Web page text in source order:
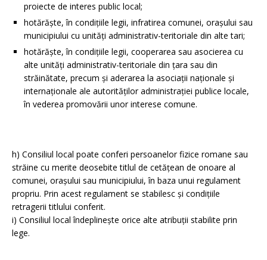
proiecte de interes public local;
hotărăşte, în condiţiile legii, infratirea comunei, oraşului sau
municipiului cu unităţi administrativ-teritoriale din alte tari;
hotărăşte, în condiţiile legii, cooperarea sau asocierea cu
alte unităţi administrativ-teritoriale din ţara sau din
străinătate, precum şi aderarea la asociaţii naţionale şi
internaţionale ale autorităţilor administraţiei publice locale,
în vederea promovării unor interese comune.
h) Consiliul local poate conferi persoanelor fizice romane sau
străine cu merite deosebite titlul de cetăţean de onoare al
comunei, oraşului sau municipiului, în baza unui regulament
propriu. Prin acest regulament se stabilesc şi condiţiile
retragerii titlului conferit.
i) Consiliul local îndeplineşte orice alte atribuţii stabilite prin
lege.